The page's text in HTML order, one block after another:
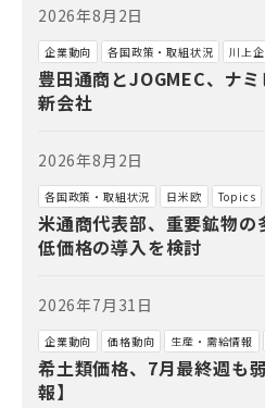
2026年8月2日
企業動向 各国政策・取組状況 川上
豊田通商とJOGMEC、ナ
新会社
2026年8月2日
各国政策・取組状況 日米欧 Topics
米通商代表部、重要鉱物
低価格の導入を検討
2026年7月31日
企業動向 価格動向 生産・需給情報
希土類価格、7月最終週も
報】